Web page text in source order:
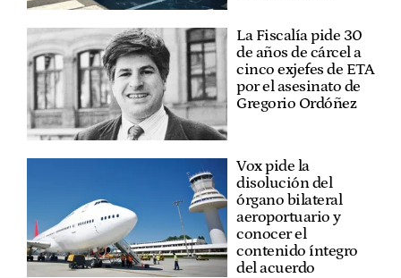
La Fiscalía pide 30
de años de cárcel a
cinco exjefes de ETA
por el asesinato de
Gregorio Ordóñez
Vox pide la
disolución del
órgano bilateral
aeroportuario y
conocer el
contenido íntegro
del acuerdo